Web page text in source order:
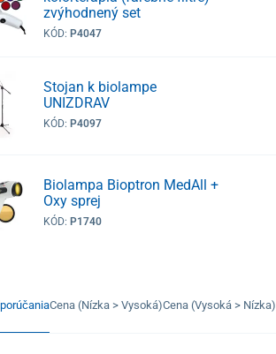
zvýhodnený set
KÓD: P4047
Stojan k biolampe
UNIZDRAV
KÓD: P4097
Biolampa Bioptron MedAll +
Oxy sprej
KÓD: P1740
Cena (Nízka > Vysoká)Cena (Vysoká > Nízka)